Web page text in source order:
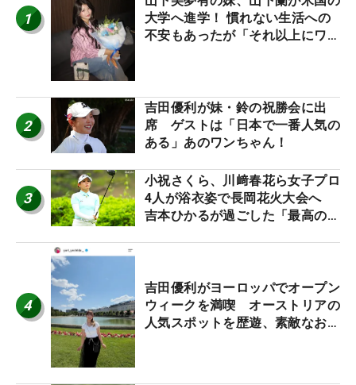
1
大学へ進学！ 慣れない生活への
不安もあったが「それ以上にワク
2
吉田優利が妹・鈴の祝勝会に出
席 ゲストは「日本で一番人気の
ある」あのワンちゃん！
3
小祝さくら、川﨑春花ら女子プロ
4人が浴衣姿で長岡花火大会へ
吉本ひかるが過ごした「最高の夏
4
吉田優利がヨーロッパでオープン
ウィークを満喫 オーストリアの
人気スポットを歴遊、素敵なお土